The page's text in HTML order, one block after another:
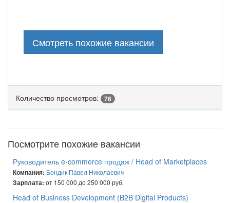
Смотреть похожие вакансии
Количество просмотров: 76
Посмотрите похожие вакансии
Руководитель e-commerce продаж / Head of Marketplaces
Компания: Бондик Павел Николаевич
Зарплата: от 150 000 до 250 000 руб.
Head of Business Development (B2B Digital Products)